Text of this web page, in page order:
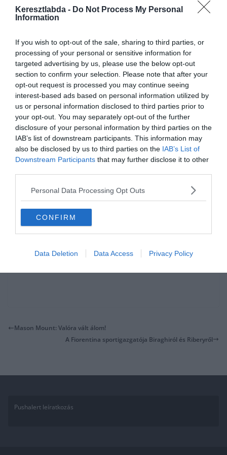
Keresztlabda - Do Not Process My Personal
Information
If you wish to opt-out of the sale, sharing to third parties, or
processing of your personal or sensitive information for
targeted advertising by us, please use the below opt-out
section to confirm your selection. Please note that after your
opt-out request is processed you may continue seeing
interest-based ads based on personal information utilized by
us or personal information disclosed to third parties prior to
your opt-out. You may separately opt-out of the further
disclosure of your personal information by third parties on the
IAB’s list of downstream participants. This information may
also be disclosed by us to third parties on the IAB’s List of
Downstream Participants that may further disclose it to other
Personal Data Processing Opt Outs
CONFIRM
Data Deletion Data Access Privacy Policy
játékunknak. Több gólt is lőhettünk volna, elégedett vagyok a
kezdéssel. Rajtunk múlt, hogy megragadjuk a momentumot, de
valami amin dolgozhatunk, ez még csak a szezon eleje de nem
szabad elfelejtenünk, hogy kellenek a pontok és fejlődnünk kell.
A hosszabbításos hétközi Szuper Kupa meccs utáni fáradtságról:
“Nem szeretem, mint mentség. Csütörtökön utaztunk vissza,
hosszú meccs volt, majd hosszú repülés. Lehet, hogy tényleg kicsit
fáradtak voltunk, de voltak dolgok amiket meg kell javítanunk és
semmi közük a fáradtsághoz. Amennyiben betaláltunk volna amikor
jól játszottunk, akkor most teljesen más lenne. 2:0-val sokkal
nagyobb problémákat okoztunk volna nekik.”
Mason Mount: Valóra vált álom!
A Fiorentina sportigazgatója Biraghiról és Riberyről
Pushalert leíratkozás